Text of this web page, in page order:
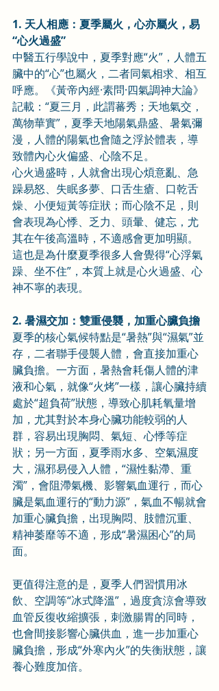
1. 天人相應：夏季屬火，心亦屬火，易
“心火過盛”
中醫五行學說中，夏季對應“火”，人體五
臟中的“心”也屬火，二者同氣相求、相互
呼應。《黃帝內經·素問·四氣調神大論》
記載：“夏三月，此謂蕃秀；天地氣交，
萬物華實”，夏季天地陽氣鼎盛、暑氣彌
漫，人體的陽氣也會隨之浮於體表，導
致體內心火偏盛、心陰不足。
心火過盛時，人就會出現心煩意亂、急
躁易怒、失眠多夢、口舌生瘡、口乾舌
燥、小便短黃等症狀；而心陰不足，則
會表現為心悸、乏力、頭暈、健忘，尤
其在午後高溫時，不適感會更加明顯。
這也是為什麼夏季很多人會覺得“心浮氣
躁、坐不住”，本質上就是心火過盛、心
神不寧的表現。
2. 暑濕交加：雙重侵襲，加重心臟負擔
夏季的核心氣候特點是“暑熱”與“濕氣”並
存，二者聯手侵襲人體，會直接加重心
臟負擔。一方面，暑熱會耗傷人體的津
液和心氣，就像“火烤”一樣，讓心臟持續
處於“超負荷”狀態，導致心肌耗氧量增
加，尤其對於本身心臟功能較弱的人
群，容易出現胸悶、氣短、心悸等症
狀；另一方面，夏季雨水多、空氣濕度
大，濕邪易侵入人體，“濕性黏滯、重
濁”，會阻滯氣機、影響氣血運行，而心
臟是氣血運行的“動力源”，氣血不暢就會
加重心臟負擔，出現胸悶、肢體沉重、
精神萎靡等不適，形成“暑濕困心”的局
面。
更值得注意的是，夏季人們習慣用冰
飲、空調等“冰式降溫”，過度貪涼會導致
血管反復收縮擴張，刺激腸胃的同時，
也會間接影響心臟供血，進一步加重心
臟負擔，形成“外寒內火”的失衡狀態，讓
養心難度加倍。